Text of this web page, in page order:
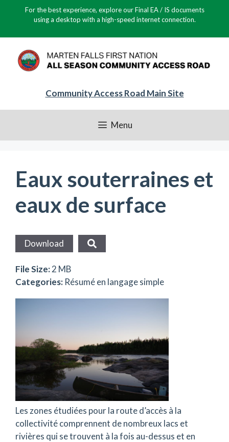
For the best experience, explore our Final EA / IS documents
using a desktop with a high-speed internet connection.
Community Access Road Main Site
Menu
Eaux souterraines et
eaux de surface
Les zones étudiées pour la route d’accès à la
collectivité comprennent de nombreux lacs et
rivières qui se trouvent à la fois au-dessus et en
Download
File Size:2 MB
Categories: Résumé en langage simple